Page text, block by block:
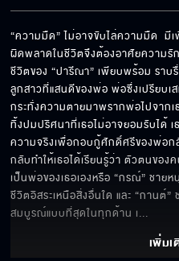
“ความมืด” ไม่อาจขับไล่ความมืด  มี
ผิดพลาดในชีวิตจึงต้องอาศัยความรัก
ชีวิตของ “ปารีณา” เพียบพร้อม ราบ
ลูกสาวที่แสนดีของพ่อ พ่อซึ่งเปรียบเ
กระทั่งความตายมาพรากพ่อไปจากเ
ทิ้งปมปริศนาที่เธอไม่อาจยอมรับได้
ความจริงเพื่อกอบกู้ศักดิ์ศรีของพ่อ
กลับทำให้เธอได้เรียนรู้ว่า ตัวตนของ
เป็นพ่อของเธอเองหรือ “กรณ์” ชาย
ชีวิตอิสระเหนือสิ่งอื่นใด และ “กานต์
สมบูรณ์แบบที่สุดในทุกด้าน เ...
เพิ่มเ